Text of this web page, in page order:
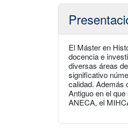
El Máster en
docencia e
diversas áreas
significativo
calidad. Además
Antiguo en el
ANECA, el